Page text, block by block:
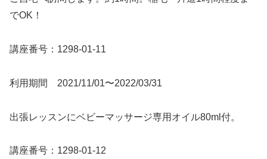
でOK！
講座番号：1298-01-11
利用期間 2021/11/01〜2022/03/31
出張レッスンにベビーマッサージ専用オイル80ml付。
講座番号：1298-01-12